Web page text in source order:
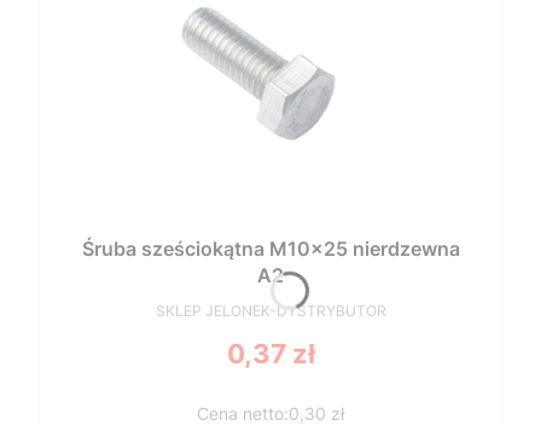
Śruba sześciokątna M10x25 nierdzewna
A2
PRODUCENT
SKLEP JELONEK-DYSTRYBUTOR
Cena
0,37 zł
0,30 zł